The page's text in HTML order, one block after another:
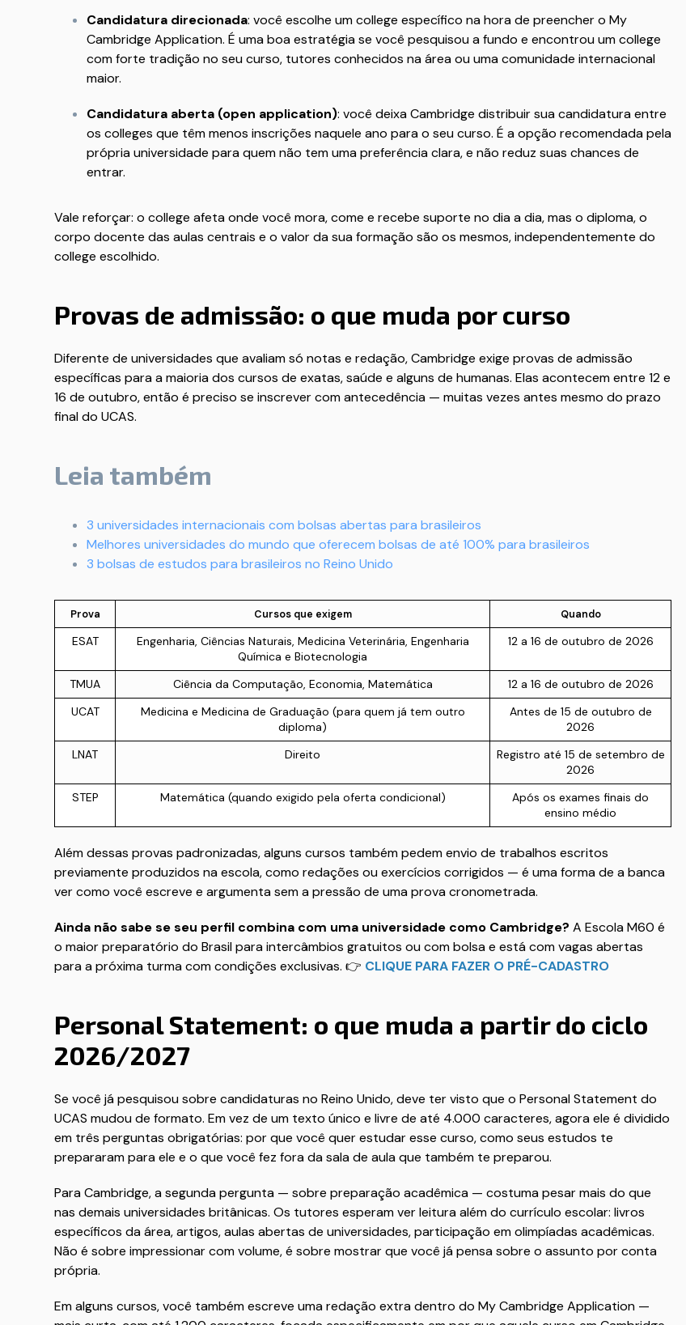
Candidatura direcionada: você escolhe um college específico na hora de preencher o My
Cambridge Application. É uma boa estratégia se você pesquisou a fundo e encontrou um college
com forte tradição no seu curso, tutores conhecidos na área ou uma comunidade internacional
maior.
Candidatura aberta (open application): você deixa Cambridge distribuir sua candidatura entre
os colleges que têm menos inscrições naquele ano para o seu curso. É a opção recomendada pela
própria universidade para quem não tem uma preferência clara, e não reduz suas chances de
entrar.
Vale reforçar: o college afeta onde você mora, come e recebe suporte no dia a dia, mas o diploma, o
corpo docente das aulas centrais e o valor da sua formação são os mesmos, independentemente do
college escolhido.
Provas de admissão: o que muda por curso
Diferente de universidades que avaliam só notas e redação, Cambridge exige provas de admissão
específicas para a maioria dos cursos de exatas, saúde e alguns de humanas. Elas acontecem entre 12 e
16 de outubro, então é preciso se inscrever com antecedência — muitas vezes antes mesmo do prazo
final do UCAS.
Leia também
3 universidades internacionais com bolsas abertas para brasileiros
Melhores universidades do mundo que oferecem bolsas de até 100% para brasileiros
3 bolsas de estudos para brasileiros no Reino Unido
Prova Cursos que exigem Quando
ESAT
Engenharia, Ciências Naturais, Medicina Veterinária, Engenharia
Química e Biotecnologia
12 a 16 de outubro de 2026
TMUA Ciência da Computação, Economia, Matemática
12 a 16 de outubro de 2026
UCAT
Medicina e Medicina de Graduação (para quem já tem outro
diploma)
Antes de 15 de outubro de
2026
LNAT
Direito
Registro até 15 de setembro de
2026
STEP
Matemática (quando exigido pela oferta condicional)
Após os exames finais do
ensino médio
Além dessas provas padronizadas, alguns cursos também pedem envio de trabalhos escritos
previamente produzidos na escola, como redações ou exercícios corrigidos — é uma forma de a banca
ver como você escreve e argumenta sem a pressão de uma prova cronometrada.
Ainda não sabe se seu perfil combina com uma universidade como Cambridge? A Escola M60 é
o maior preparatório do Brasil para intercâmbios gratuitos ou com bolsa e está com vagas abertas
para a próxima turma com condições exclusivas. 👉 CLIQUE PARA FAZER O PRÉ-CADASTRO
Personal Statement: o que muda a partir do ciclo
2026/2027
Se você já pesquisou sobre candidaturas no Reino Unido, deve ter visto que o Personal Statement do
UCAS mudou de formato. Em vez de um texto único e livre de até 4.000 caracteres, agora ele é dividido
em três perguntas obrigatórias: por que você quer estudar esse curso, como seus estudos te
prepararam para ele e o que você fez fora da sala de aula que também te preparou.
Para Cambridge, a segunda pergunta — sobre preparação acadêmica — costuma pesar mais do que
nas demais universidades britânicas. Os tutores esperam ver leitura além do currículo escolar: livros
específicos da área, artigos, aulas abertas de universidades, participação em olimpíadas acadêmicas.
Não é sobre impressionar com volume, é sobre mostrar que você já pensa sobre o assunto por conta
própria.
Em alguns cursos, você também escreve uma redação extra dentro do My Cambridge Application —